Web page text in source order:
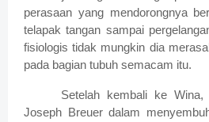
perasaan yang mendorongnya
telapak tangan sampai
fisiologis tidak mungkin dia
pada bagian tubuh semacam itu.
Setelah kembali ke
Joseph Breuer dalam